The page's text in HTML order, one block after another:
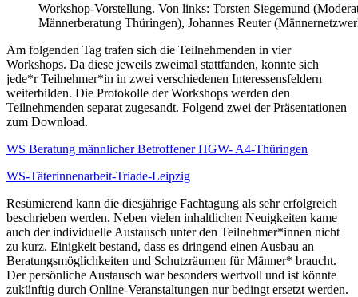
Workshop-Vorstellung. Von links: Torsten Siegemund
Männerberatung Thüringen), Johannes Reuter
Am folgenden Tag trafen sich die Teilnehmenden in vier
Workshops. Da diese jeweils zweimal stattfanden, konnte sich
jede*r Teilnehmer*in in zwei verschiedenen Interessensfeldern
weiterbilden. Die Protokolle der Workshops werden den
Teilnehmenden separat zugesandt. Folgend zwei der Präsentationen
zum Download.
WS Beratung männlicher Betroffener HGW- A4-Thüringen
WS-Täterinnenarbeit-Triade-Leipzig
Resümierend kann die diesjährige Fachtagung als sehr erfolgreich
beschrieben werden. Neben vielen inhaltlichen Neuigkeiten kame
auch der individuelle Austausch unter den Teilnehmer*innen nicht
zu kurz. Einigkeit bestand, dass es dringend einen Ausbau an
Beratungsmöglichkeiten und Schutzräumen für Männer* braucht.
Der persönliche Austausch war besonders wertvoll und ist könnte
zukünftig durch Online-Veranstaltungen nur bedingt ersetzt werden.